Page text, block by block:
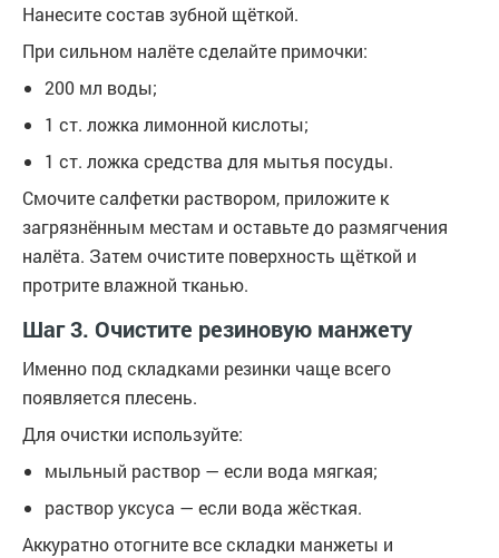
Нанесите состав зубной щёткой.
При сильном налёте сделайте примочки:
200 мл воды;
1 ст. ложка лимонной кислоты;
1 ст. ложка средства для мытья посуды.
Смочите салфетки раствором, приложите к
загрязнённым местам и оставьте до размягчения
налёта. Затем очистите поверхность щёткой и
протрите влажной тканью.
Шаг 3. Очистите резиновую манжету
Именно под складками резинки чаще всего
появляется плесень.
Для очистки используйте:
мыльный раствор — если вода мягкая;
раствор уксуса — если вода жёсткая.
Аккуратно отогните все складки манжеты и